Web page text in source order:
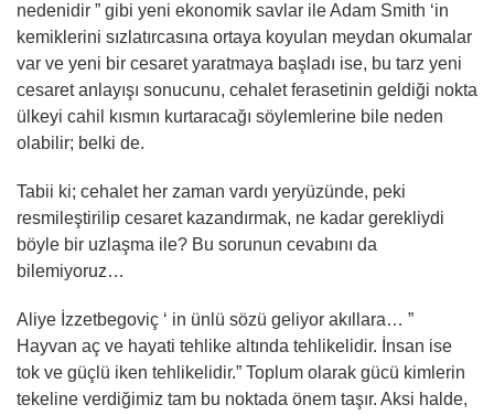
nedenidir ” gibi yeni ekonomik savlar ile Adam Smith ‘in
kemiklerini sızlatırcasına ortaya koyulan meydan okumalar
var ve yeni bir cesaret yaratmaya başladı ise, bu tarz yeni
cesaret anlayışı sonucunu, cehalet ferasetinin geldiği nokta
ülkeyi cahil kısmın kurtaracağı söylemlerine bile neden
olabilir; belki de.
Tabii ki; cehalet her zaman vardı yeryüzünde, peki
resmileştirilip cesaret kazandırmak, ne kadar gerekliydi
böyle bir uzlaşma ile? Bu sorunun cevabını da
bilemiyoruz…
Aliye İzzetbegoviç ‘ in ünlü sözü geliyor akıllara… ”
Hayvan aç ve hayati tehlike altında tehlikelidir. İnsan ise
tok ve güçlü iken tehlikelidir.” Toplum olarak gücü kimlerin
tekeline verdiğimiz tam bu noktada önem taşır. Aksi halde,